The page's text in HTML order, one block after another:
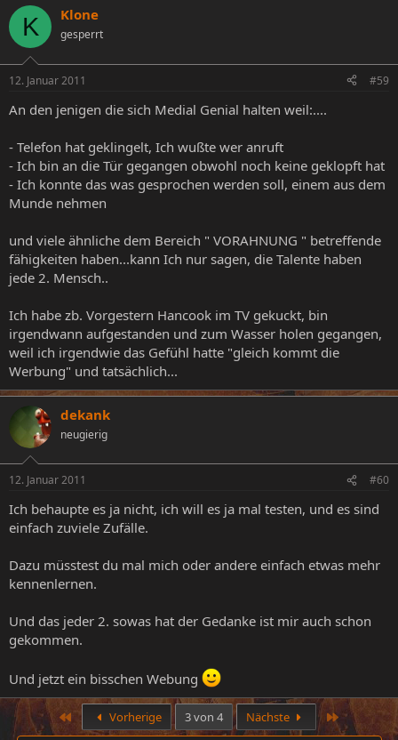
K Klone
gesperrt
12. Januar 2011 #59
An den jenigen die sich Medial Genial halten weil:....
- Telefon hat geklingelt, Ich wußte wer anruft
- Ich bin an die Tür gegangen obwohl noch keine geklopft hat
- Ich konnte das was gesprochen werden soll, einem aus dem
Munde nehmen
und viele ähnliche dem Bereich " VORAHNUNG " betreffende
fähigkeiten haben...kann Ich nur sagen, die Talente haben
jede 2. Mensch..
Ich habe zb. Vorgestern Hancook im TV gekuckt, bin
irgendwann aufgestanden und zum Wasser holen gegangen,
weil ich irgendwie das Gefühl hatte "gleich kommt die
Werbung" und tatsächlich...
dekank
neugierig
12. Januar 2011 #60
Ich behaupte es ja nicht, ich will es ja mal testen, und es sind
einfach zuviele Zufälle.
Dazu müsstest du mal mich oder andere einfach etwas mehr
kennenlernen.
Und das jeder 2. sowas hat der Gedanke ist mir auch schon
gekommen.
Und jetzt ein bisschen Webung
Erste Vorherige 3 von 4 Nächste Letzte